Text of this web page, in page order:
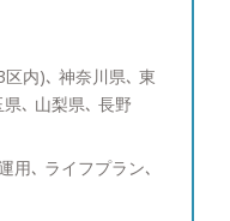
し、十人十色の
させて頂いた経験
ン、人材育成の領
した。「カウンセ
を取得して、プロ
●メッセージ 資
フェッショナルで
内)､ 神奈川県､ 東
､ 山梨県､ 長野
用､ ライフプラン､